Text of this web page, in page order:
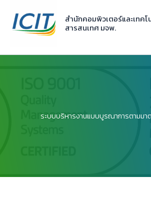
content
สำนักคอมพิวเตอร์และเทคโ
สารสนเทศ มจพ.
ระบบบริหารงานแบบบูรณาการตามมา